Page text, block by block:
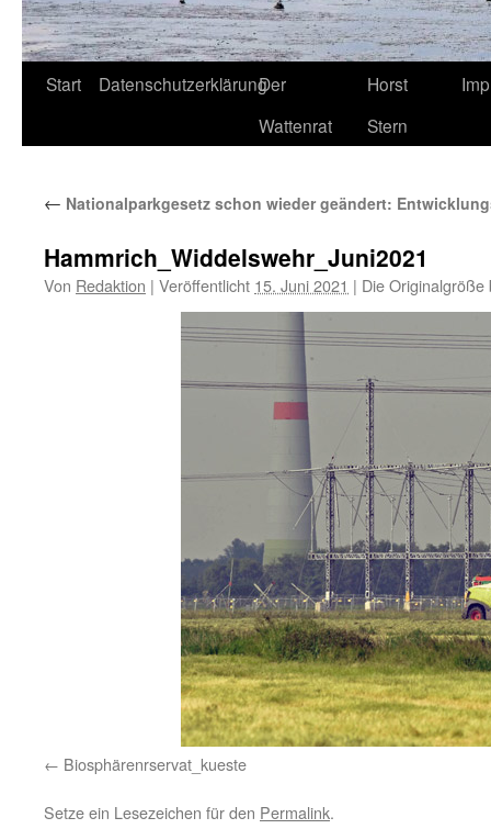
Start DatenschutzerklärungDer
Wattenrat
Horst
Stern
← Nationalparkgesetz schon wieder geändert:
Hammrich_Widdelswehr_Juni2021
Von Redaktion | Veröffentlicht 15. Juni 2021 | Die
Biosphärenrservat_kueste
Setze ein Lesezeichen für den Permalink.